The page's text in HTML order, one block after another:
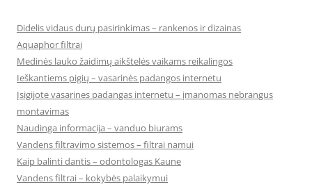
Didelis vidaus durų pasirinkimas – rankenos ir dizainas
Aquaphor filtrai
Medinės lauko žaidimų aikštelės vaikams reikalingos
Ieškantiems pigių – vasarinės padangos internetu
Įsigijote vasarines padangas internetu – įmanomas nebrangus
montavimas
Naudinga informacija – vanduo biurams
Vandens filtravimo sistemos – filtrai namui
Kaip balinti dantis – odontologas Kaune
Vandens filtrai – kokybės palaikymui